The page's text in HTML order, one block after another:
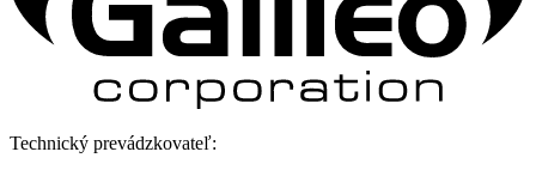
Technický prevádzkovateľ: